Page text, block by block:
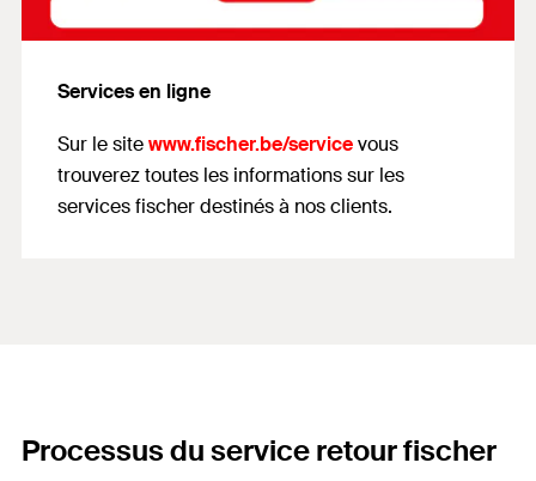
Services en ligne
Sur le sitewww.fischer.be/servicevous
trouverez toutes les informations sur les
services fischer destinés à nos clients.
Processus du service retour fischer